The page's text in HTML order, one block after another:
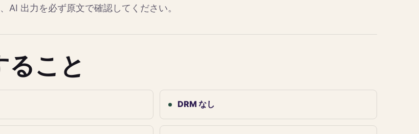
AI 出力を必ず原文で確認してください。
ること
DRM なし